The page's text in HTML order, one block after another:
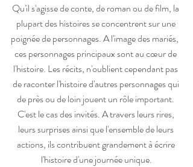
Qu'il s'agisse de conte, de roman ou de film, la
plupart des histoires se concentrent sur une
poignée de personnages. A l'image des mariés,
ces personnages principaux sont au cœur de
l'histoire. Les récits, n'oublient cependant pas
de raconter l'histoire d'autres personnages qui
de près ou de loin jouent un rôle important.
C'est le cas des invités. A travers leurs rires,
leurs surprises ainsi que l'ensemble de leurs
actions, ils contribuent grandement à écrire
l'histoire d'une journée unique.